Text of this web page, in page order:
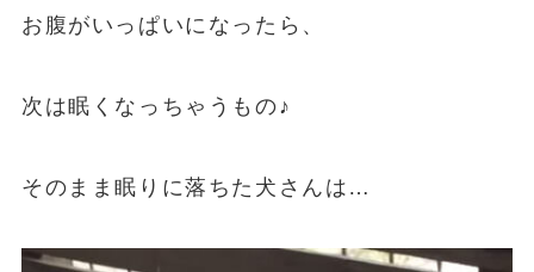
お腹がいっぱいになったら、
次は眠くなっちゃうもの♪
そのまま眠りに落ちた犬さんは…